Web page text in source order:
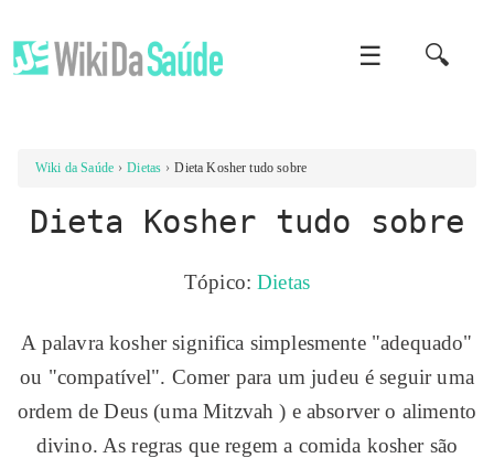
☰ 🔍
Wiki da Saúde Dietas Dieta Kosher tudo sobre
Dieta Kosher tudo sobre
Tópico:Dietas
A palavra kosher significa simplesmente "adequado"
ou "compatível". Comer para um judeu é seguir uma
ordem de Deus (uma Mitzvah ) e absorver o alimento
divino. As regras que regem a comida kosher são